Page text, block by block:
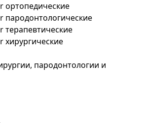
ортопедические
пародонтологические
терапевтические
хирургические
пародонтологии и